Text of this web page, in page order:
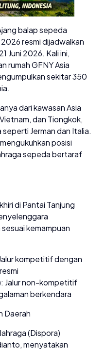
balap sepeda
resmi dijadwalkan
Juni 2026. Kali ini,
rumah GFNY Asia
sekitar 350
dari kawasan Asia
dan Tiongkok,
Jerman dan Italia.
posisi
sepeda bertaraf
di Pantai Tanjung
kemampuan
kompetitif dengan
Jalur non-kompetitif
berkendara
Daerah
(Dispora)
menyatakan